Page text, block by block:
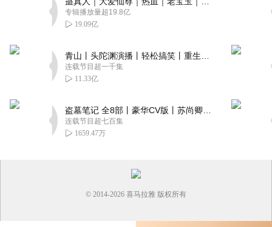
专辑播放量超19.8亿
19.09亿
连载节目超一千集
11.33亿
连载节目超七百集
1659.47万
© 2014-2026 喜马拉雅 版权所有